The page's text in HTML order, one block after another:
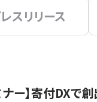
スリリース
ー】寄付DXで